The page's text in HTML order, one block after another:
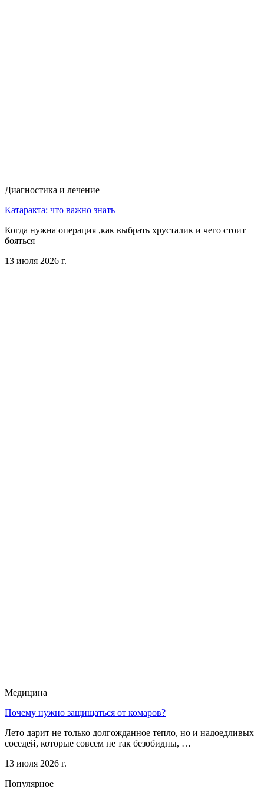
Диагностика и лечение
Катаракта: что важно знать
Когда нужна операция ,как выбрать хрусталик и чего стоит
бояться
13 июля 2026 г.
Медицина
Почему нужно защищаться от комаров?
Лето дарит не только долгожданное тепло, но и надоедливых
соседей, которые совсем не так безобидны, …
13 июля 2026 г.
Популярное